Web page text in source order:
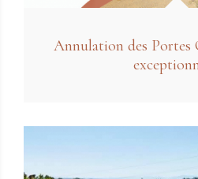
Annulation des Portes